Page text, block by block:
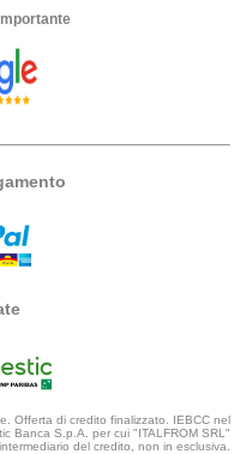
Offerta di credito finalizzato. IEBCC nel
Banca S.p.A. per cui "ITALFROM SRL"
del credito, non in esclusiva.